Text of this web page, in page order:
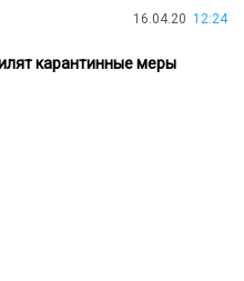
16.04.20 12:24
карантинные меры